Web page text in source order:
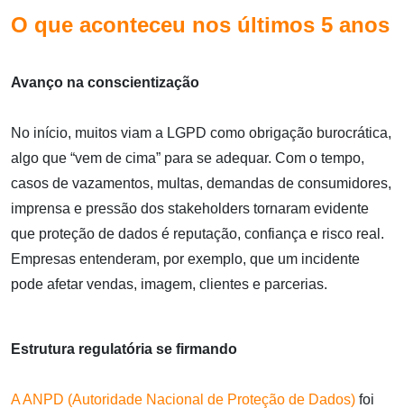
O que aconteceu nos últimos 5 anos
Avanço na conscientização
No início, muitos viam a LGPD como obrigação burocrática,
algo que “vem de cima” para se adequar. Com o tempo,
casos de vazamentos, multas, demandas de consumidores,
imprensa e pressão dos stakeholders tornaram evidente
que proteção de dados é reputação, confiança e risco real.
Empresas entenderam, por exemplo, que um incidente
pode afetar vendas, imagem, clientes e parcerias.
Estrutura regulatória se firmando
A ANPD (Autoridade Nacional de Proteção de Dados) foi